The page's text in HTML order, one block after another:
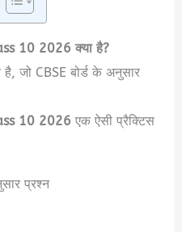
10 2026 क्या है?
जो CBSE बोर्ड के अनुसार
10 2026 एक ऐसी प्रैक्टिस
प्रश्न